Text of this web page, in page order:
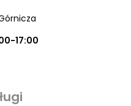
17:00